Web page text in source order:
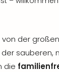
der
sauberen,
die